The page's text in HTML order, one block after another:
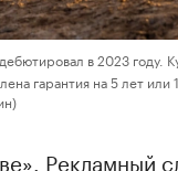
в 2023 году.
гарантия на 5 лет или
Рекламный